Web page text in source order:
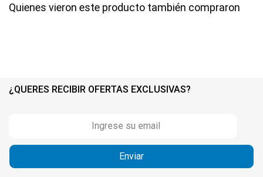
Quienes vieron este producto también compraron
¿QUERES RECIBIR OFERTAS EXCLUSIVAS?